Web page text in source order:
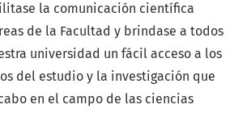
la comunicación científica
de la Facultad y brindase a todos
universidad un fácil acceso a los
del estudio y la investigación que
en el campo de las ciencias